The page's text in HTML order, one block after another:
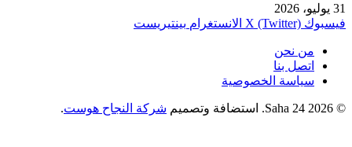
31 يوليو، 2026
فيسبوك X (Twitter) الانستغرام بينتيريست
من نحن
اتصل بنا
سياسة الخصوصية
© 2026 Saha 24. استضافة وتصميم شركة النجاح هوست.